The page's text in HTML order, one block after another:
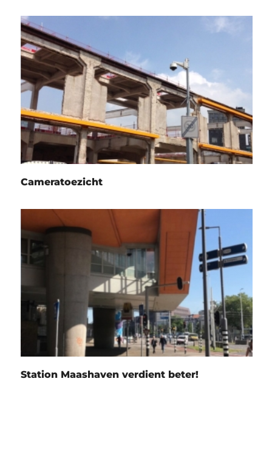
Cameratoezicht
Station Maashaven verdient beter!